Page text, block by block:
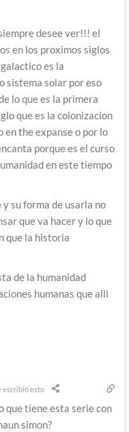
desee ver!!! el
en los proximos siglos
es la
sistema solar por eso
lo que es la primera
que es la colonizacion
the expanse o por lo
porque es el curso
en este tiempo
su forma de usarla no
que va hacer y lo que
que la historia
de la humanidad
humanas que alli
escribió esto
que tiene esta serie con
simon?